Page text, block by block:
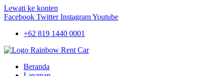
Lewati ke konten
Facebook Twitter InstagramYoutube
+62 819 1440 0001
Beranda